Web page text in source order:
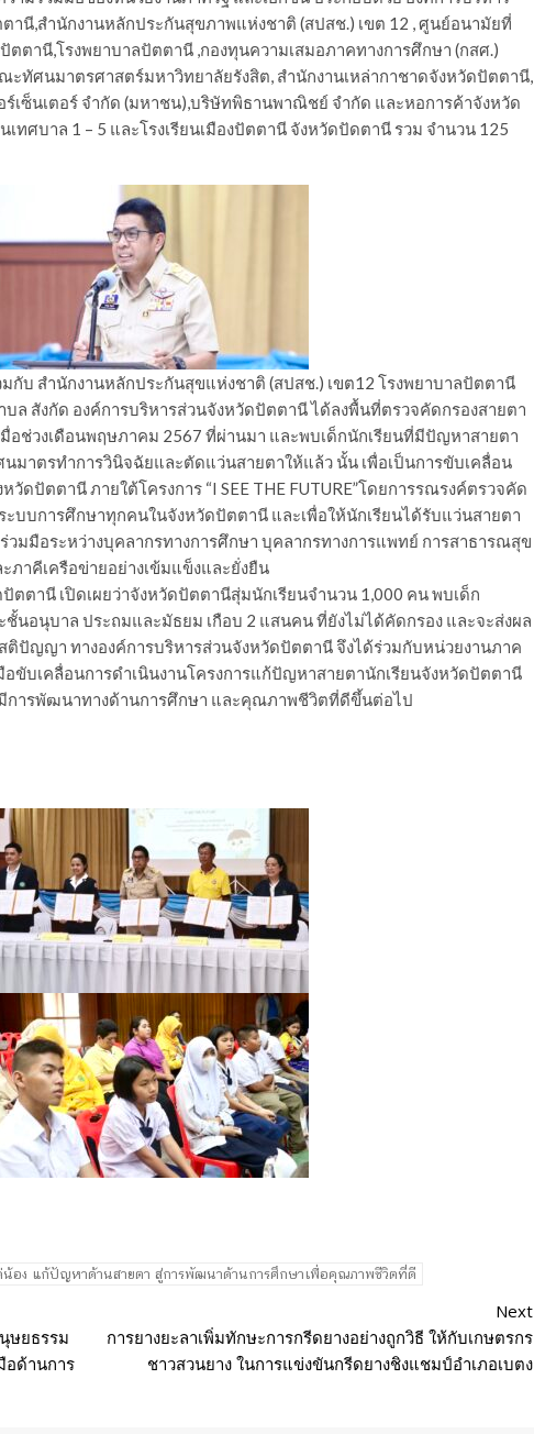
นี,สำนักงานหลักประกันสุขภาพแห่งชาติ (สปสช.) เขต 12 , ศูนย์อนามัยที่
ตานี,โรงพยาบาลปัตตานี ,กองทุนความเสมอภาคทางการศึกษา (กสศ.)
ทัศนมาตรศาสตร์มหาวิทยาลัยรังสิต, สำนักงานเหล่ากาชาดจังหวัดปัตตานี,
เซ็นเตอร์ จำกัด (มหาชน),บริษัทพิธานพาณิชย์ จำกัด และหอการค้าจังหวัด
ทศบาล 1 – 5 และโรงเรียนเมืองปัตตานี จังหวัดปัดตานี รวม จำนวน 125
กับ สำนักงานหลักประกันสุขแห่งชาติ (สปสช.) เขต12 โรงพยาบาลปัตตานี
ล สังกัด องค์การบริหารส่วนจังหวัดปัตตานี ได้ลงพื้นที่ตรวจคัดกรองสายตา
มื่อช่วงเดือนพฤษภาคม 2567 ที่ผ่านมา และพบเด็กนักเรียนที่มีปัญหาสายตา
มาตรทำการวินิจฉัยและตัดแว่นสายตาให้แล้ว นั้น เพื่อเป็นการขับเคลื่อน
ดปัตตานี ภายใต้โครงการ “I SEE THE FUTURE”โดยการรณรงค์ตรวจคัด
ะบบการศึกษาทุกคนในจังหวัดปัตตานี และเพื่อให้นักเรียนได้รับแว่นสายตา
มือระหว่างบุคลากรทางการศึกษา บุคลากรทางการแพทย์ การสาธารณสุข
ภาคีเครือข่ายอย่างเข้มแข็งและยั่งยืน
ตตานี เปิดเผยว่าจังหวัดปัตตานีสุ่มนักเรียนจำนวน 1,000 คน พบเด็ก
นอนุบาล ประถมและมัธยม เกือบ 2 แสนคน ที่ยังไม่ได้คัดกรอง และจะส่งผล
ปัญญา ทางองค์การบริหารส่วนจังหวัดปัตตานี จึงได้ร่วมกับหน่วยงานภาค
ขับเคลื่อนการดำเนินงานโครงการแก้ปัญหาสายตานักเรียนจังหวัดปัตตานี
มีการพัฒนาทางด้านการศึกษา และคุณภาพชีวิตที่ดีขึ้นต่อไป
น้อง แก้ปัญหาด้านสายตา สู่การพัฒนาด้านการศึกษาเพื่อคุณภาพชีวิตที่ดี
ษยธรรม
อด้านการ
Next
การยางยะลาเพิ่มทักษะการกรีดยางอย่างถูกวิธี ให้กับเกษตรกร
ชาวสวนยาง ในการแข่งขันกรีดยางชิงแชมป์อำเภอเบตง